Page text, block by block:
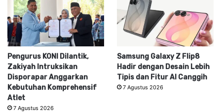
Pengurus KONI Dilantik,
Zakiyah Intruksikan
Disporapar Anggarkan
Kebutuhan Komprehensif
Atlet
7 Agustus 2026
Samsung Galaxy Z Flip8
Hadir dengan Desain Lebih
Tipis dan Fitur AI Canggih
7 Agustus 2026